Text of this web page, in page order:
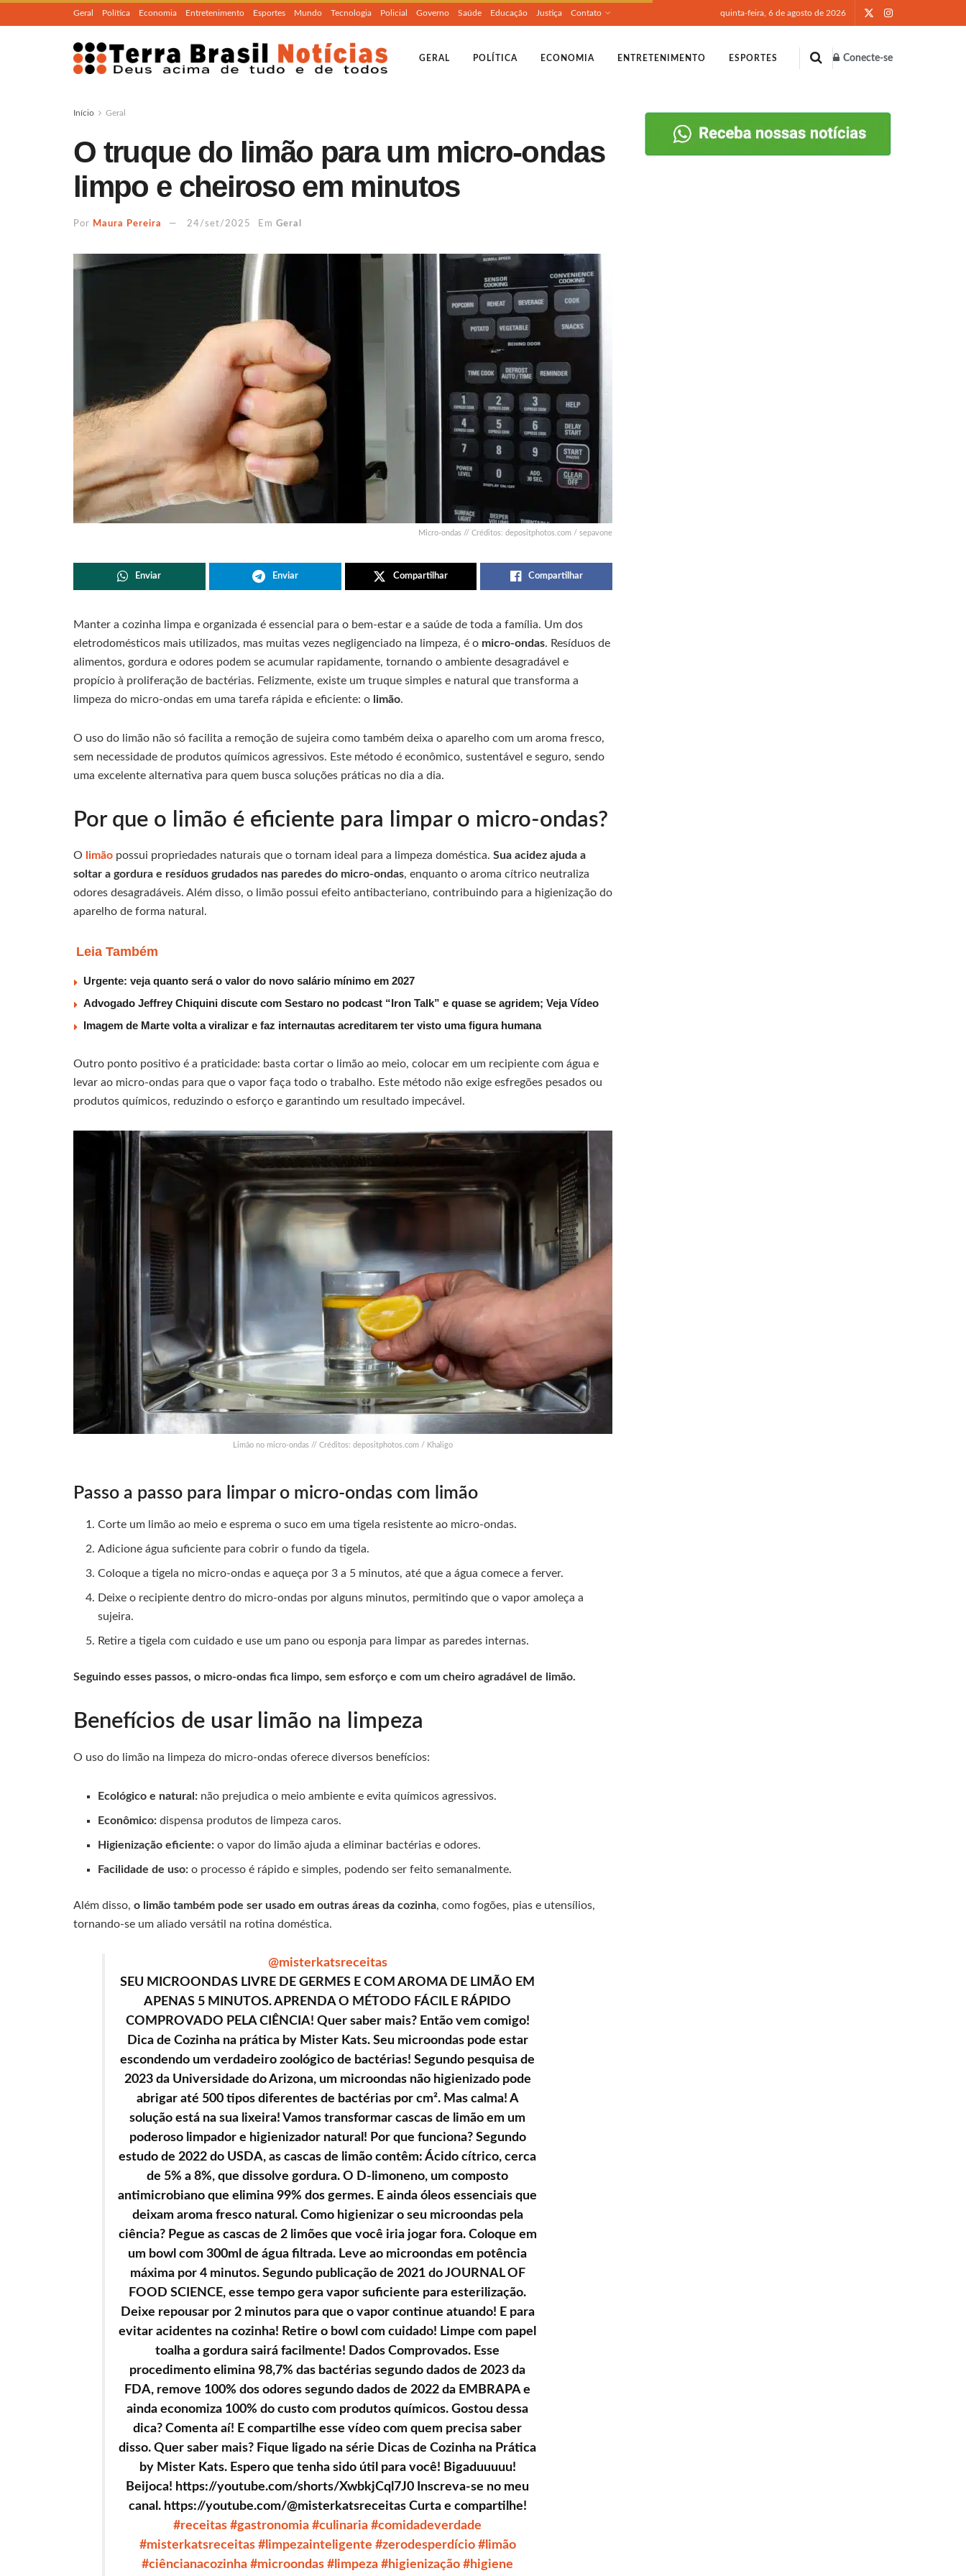
Geral Política Economia Entretenimento Esportes Mundo Tecnologia Policial Governo Saúde Educação Justiça Contato quinta-feira, 6 de agosto de 2026
GERAL POLÍTICA ECONOMIA ENTRETENIMENTO ESPORTES Conecte-se
Início Geral
O truque do limão para um micro-ondas
limpo e cheiroso em minutos
Por Maura Pereira 24/set/2025 Em Geral
Micro-ondas // Créditos: depositphotos.com / sepavone
Enviar Enviar Compartilhar Compartilhar
Manter a cozinha limpa e organizada é essencial para o bem-estar e a saúde de toda a família. Um dos
eletrodomésticos mais utilizados, mas muitas vezes negligenciado na limpeza, é o micro-ondas. Resíduos de
alimentos, gordura e odores podem se acumular rapidamente, tornando o ambiente desagradável e
propício à proliferação de bactérias. Felizmente, existe um truque simples e natural que transforma a
limpeza do micro-ondas em uma tarefa rápida e eficiente: o limão.
O uso do limão não só facilita a remoção de sujeira como também deixa o aparelho com um aroma fresco,
sem necessidade de produtos químicos agressivos. Este método é econômico, sustentável e seguro, sendo
uma excelente alternativa para quem busca soluções práticas no dia a dia.
Por que o limão é eficiente para limpar o micro-ondas?
O limão possui propriedades naturais que o tornam ideal para a limpeza doméstica. Sua acidez ajuda a
soltar a gordura e resíduos grudados nas paredes do micro-ondas, enquanto o aroma cítrico neutraliza
odores desagradáveis. Além disso, o limão possui efeito antibacteriano, contribuindo para a higienização do
aparelho de forma natural.
Leia Também
Urgente: veja quanto será o valor do novo salário mínimo em 2027
Advogado Jeffrey Chiquini discute com Sestaro no podcast “Iron Talk” e quase se agridem; Veja Vídeo
Imagem de Marte volta a viralizar e faz internautas acreditarem ter visto uma figura humana
Outro ponto positivo é a praticidade: basta cortar o limão ao meio, colocar em um recipiente com água e
levar ao micro-ondas para que o vapor faça todo o trabalho. Este método não exige esfregões pesados ou
produtos químicos, reduzindo o esforço e garantindo um resultado impecável.
Limão no micro-ondas // Créditos: depositphotos.com / Khaligo
Passo a passo para limpar o micro-ondas com limão
Corte um limão ao meio e esprema o suco em uma tigela resistente ao micro-ondas.
Adicione água suficiente para cobrir o fundo da tigela.
Coloque a tigela no micro-ondas e aqueça por 3 a 5 minutos, até que a água comece a ferver.
Deixe o recipiente dentro do micro-ondas por alguns minutos, permitindo que o vapor amoleça a
sujeira.
Retire a tigela com cuidado e use um pano ou esponja para limpar as paredes internas.
Seguindo esses passos, o micro-ondas fica limpo, sem esforço e com um cheiro agradável de limão.
Benefícios de usar limão na limpeza
O uso do limão na limpeza do micro-ondas oferece diversos benefícios:
Ecológico e natural: não prejudica o meio ambiente e evita químicos agressivos.
Econômico: dispensa produtos de limpeza caros.
Higienização eficiente: o vapor do limão ajuda a eliminar bactérias e odores.
Facilidade de uso: o processo é rápido e simples, podendo ser feito semanalmente.
Além disso, o limão também pode ser usado em outras áreas da cozinha, como fogões, pias e utensílios,
tornando-se um aliado versátil na rotina doméstica.
@misterkatsreceitas
SEU MICROONDAS LIVRE DE GERMES E COM AROMA DE LIMÃO EM
APENAS 5 MINUTOS. APRENDA O MÉTODO FÁCIL E RÁPIDO
COMPROVADO PELA CIÊNCIA! Quer saber mais? Então vem comigo!
Dica de Cozinha na prática by Mister Kats. Seu microondas pode estar
escondendo um verdadeiro zoológico de bactérias! Segundo pesquisa de
2023 da Universidade do Arizona, um microondas não higienizado pode
abrigar até 500 tipos diferentes de bactérias por cm². Mas calma! A
solução está na sua lixeira! Vamos transformar cascas de limão em um
poderoso limpador e higienizador natural! Por que funciona? Segundo
estudo de 2022 do USDA, as cascas de limão contêm: Ácido cítrico, cerca
de 5% a 8%, que dissolve gordura. O D-limoneno, um composto
antimicrobiano que elimina 99% dos germes. E ainda óleos essenciais que
deixam aroma fresco natural. Como higienizar o seu microondas pela
ciência? Pegue as cascas de 2 limões que você iria jogar fora. Coloque em
um bowl com 300ml de água filtrada. Leve ao microondas em potência
máxima por 4 minutos. Segundo publicação de 2021 do JOURNAL OF
FOOD SCIENCE, esse tempo gera vapor suficiente para esterilização.
Deixe repousar por 2 minutos para que o vapor continue atuando! E para
evitar acidentes na cozinha! Retire o bowl com cuidado! Limpe com papel
toalha a gordura sairá facilmente! Dados Comprovados. Esse
procedimento elimina 98,7% das bactérias segundo dados de 2023 da
FDA, remove 100% dos odores segundo dados de 2022 da EMBRAPA e
ainda economiza 100% do custo com produtos químicos. Gostou dessa
dica? Comenta aí! E compartilhe esse vídeo com quem precisa saber
disso. Quer saber mais? Fique ligado na série Dicas de Cozinha na Prática
by Mister Kats. Espero que tenha sido útil para você! Bigaduuuuu!
Beijoca! https://youtube.com/shorts/XwbkjCql7J0 Inscreva-se no meu
canal. https://youtube.com/@misterkatsreceitas Curta e compartilhe!
#receitas #gastronomia #culinaria #comidadeverdade
#misterkatsreceitas #limpezainteligente #zerodesperdício #limão
#ciêncianacozinha #microondas #limpeza #higienização #higiene